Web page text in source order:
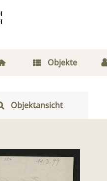
Objekte
Objektansicht